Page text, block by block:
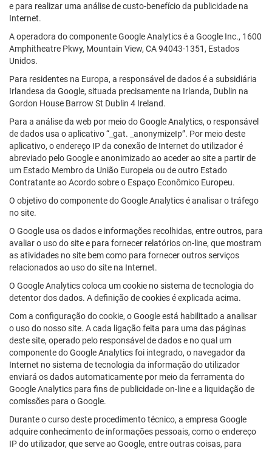
e para realizar uma análise de custo-benefício da publicidade na
Internet.
A operadora do componente Google Analytics é a Google Inc., 1600
Amphitheatre Pkwy, Mountain View, CA 94043-1351, Estados
Unidos.
Para residentes na Europa, a responsável de dados é a subsidiária
Irlandesa da Google, situada precisamente na Irlanda, Dublin na
Gordon House Barrow St Dublin 4 Ireland.
Para a análise da web por meio do Google Analytics, o responsável
de dados usa o aplicativo “_gat. _anonymizeIp”. Por meio deste
aplicativo, o endereço IP da conexão de Internet do utilizador é
abreviado pelo Google e anonimizado ao aceder ao site a partir de
um Estado Membro da União Europeia ou de outro Estado
Contratante ao Acordo sobre o Espaço Econômico Europeu.
O objetivo do componente do Google Analytics é analisar o tráfego
no site.
O Google usa os dados e informações recolhidas, entre outros, para
avaliar o uso do site e para fornecer relatórios on-line, que mostram
as atividades no site bem como para fornecer outros serviços
relacionados ao uso do site na Internet.
O Google Analytics coloca um cookie no sistema de tecnologia do
detentor dos dados. A definição de cookies é explicada acima.
Com a configuração do cookie, o Google está habilitado a analisar
o uso do nosso site. A cada ligação feita para uma das páginas
deste site, operado pelo responsável de dados e no qual um
componente do Google Analytics foi integrado, o navegador da
Internet no sistema de tecnologia da informação do utilizador
enviará os dados automaticamente por meio da ferramenta do
Google Analytics para fins de publicidade on-line e a liquidação de
comissões para o Google.
Durante o curso deste procedimento técnico, a empresa Google
adquire conhecimento de informações pessoais, como o endereço
IP do utilizador, que serve ao Google, entre outras coisas, para